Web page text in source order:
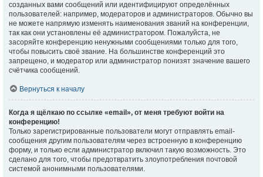
созданных вами сообщений или идентифицируют определённых
пользователей: например, модераторов и администраторов. Обычно вы
не можете напрямую изменять наименования званий на конференции,
так как они установлены её администратором. Пожалуйста, не
засоряйте конференцию ненужными сообщениями только для того,
чтобы повысить своё звание. На большинстве конференций это
запрещено, и модератор или администратор понизят значение вашего
счётчика сообщений.
Вернуться к началу
Когда я щёлкаю по ссылке «email», от меня требуют войти на
конференцию!
Только зарегистрированные пользователи могут отправлять email-
сообщения другим пользователям через встроенную в конференцию
форму, и только если администратор включил такую возможность. Это
сделано для того, чтобы предотвратить злоупотребления почтовой
системой анонимными пользователями.